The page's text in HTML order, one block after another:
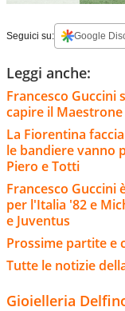
Seguici su: Google
Leggi anche:
Francesco Guccini
capire il Maestrone
La Fiorentina
le bandiere vanno
Piero e Totti
Francesco Guccini
per l'Italia '82 e
e Juventus
Prossime partite e
Tutte le notizie
Gioielleria